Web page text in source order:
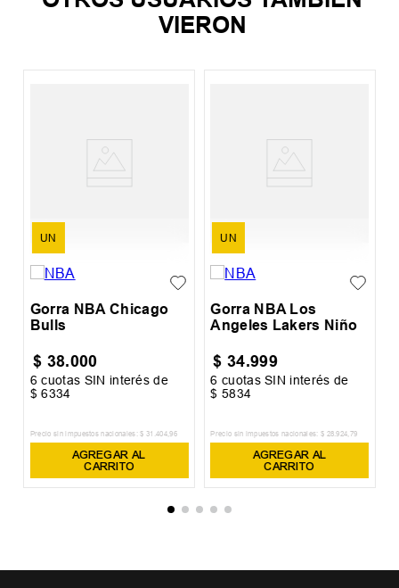
VIERON
UN
Gorra NBA Chicago
Bulls
$ 38.000
6 cuotas SIN interés de
$ 6334
Precio sin impuestos nacionales: $ 31 .404,96
AGREGAR AL
CARRITO
UN
Gorra NBA Los
Angeles Lakers Niño
$ 34.999
6 cuotas SIN interés de
$ 5834
Precio sin impuestos nacionales: $ 28.924,79
AGREGAR AL
CARRITO